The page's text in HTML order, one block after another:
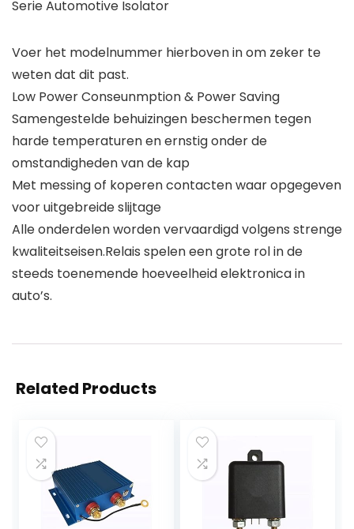
Serie Automotive Isolator
Voer het modelnummer hierboven in om zeker te
weten dat dit past.
Low Power Conseunmption & Power Saving
Samengestelde behuizingen beschermen tegen
harde temperaturen en ernstig onder de
omstandigheden van de kap
Met messing of koperen contacten waar opgegeven
voor uitgebreide slijtage
Alle onderdelen worden vervaardigd volgens strenge
kwaliteitseisen.Relais spelen een grote rol in de
steeds toenemende hoeveelheid elektronica in
auto’s.
Related Products